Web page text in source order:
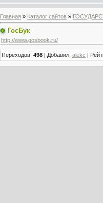
Главная » Каталог сайтов »
ГосБук
http://www.gosbook.ru/
Переходов: 498 | Добавил: alekc |